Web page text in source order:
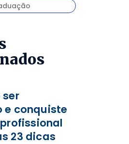
ser
e conquiste
23 dicas